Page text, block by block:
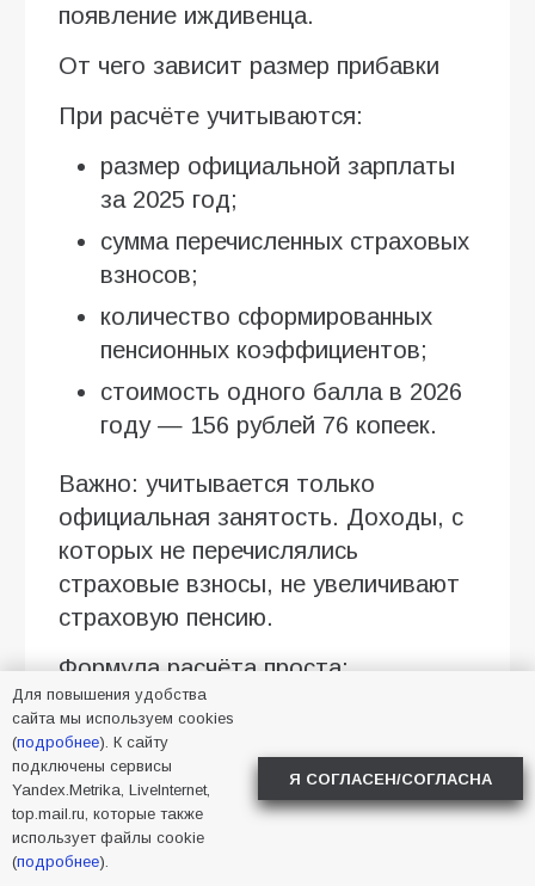
появление иждивенца.
От чего зависит размер прибавки
При расчёте учитываются:
размер официальной зарплаты
за 2025 год;
сумма перечисленных страховых
взносов;
количество сформированных
пенсионных коэффициентов;
стоимость одного балла в 2026
году — 156 рублей 76 копеек.
Важно: учитывается только
официальная занятость. Доходы, с
которых не перечислялись
страховые взносы, не увеличивают
страховую пенсию.
Формула расчёта проста:
количество пенсионных баллов ×
156,76 рубля = размер увеличения.
При ежегодном перерасчёте
учитывается не более трёх
пенсионных коэффициентов.
Для повышения удобства
сайта мы используем cookies
(подробнее). К сайту
подключены сервисы
Yandex.Metrika, LiveInternet,
top.mail.ru, которые также
использует файлы cookie
(подробнее).
Я СОГЛАСЕН/СОГЛАСНА